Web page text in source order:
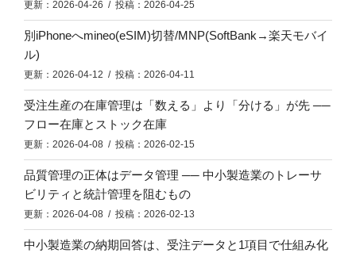
更新：2026-04-26 / 投稿：2026-04-25
別iPhoneへmineo(eSIM)切替/MNP(SoftBank→楽天モバイ
ル)
更新：2026-04-12 / 投稿：2026-04-11
受注生産の在庫管理は「数える」より「分ける」が先 ──
フロー在庫とストック在庫
更新：2026-04-08 / 投稿：2026-02-15
品質管理の正体はデータ管理 ── 中小製造業のトレーサ
ビリティと統計管理を阻むもの
更新：2026-04-08 / 投稿：2026-02-13
中小製造業の納期回答は、受注データと1項目で仕組み化